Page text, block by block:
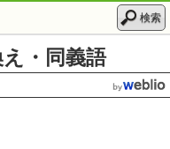
検索
・同義語